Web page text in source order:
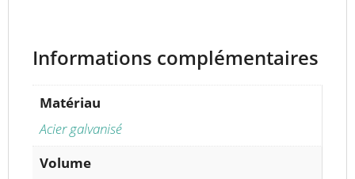
Informations complémentaires
Matériau
Acier galvanisé
Volume